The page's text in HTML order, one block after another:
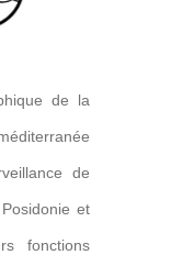
de la
de
et
fonctions